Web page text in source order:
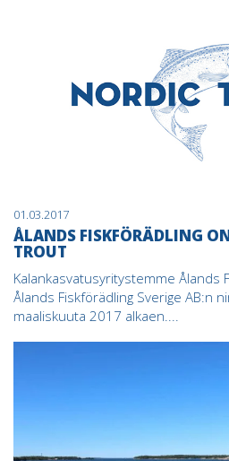
01.03.2017
ÅLANDS FISKFÖRÄDLING
TROUT
Kalankasvatusyritystemme Ålands
Ålands Fiskförädling Sverige AB:n
maaliskuuta 2017 alkaen....